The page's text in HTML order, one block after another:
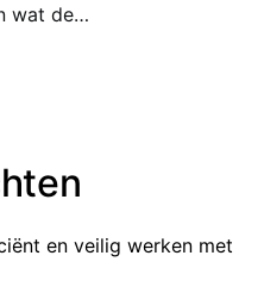
wat de…
en veilig werken met